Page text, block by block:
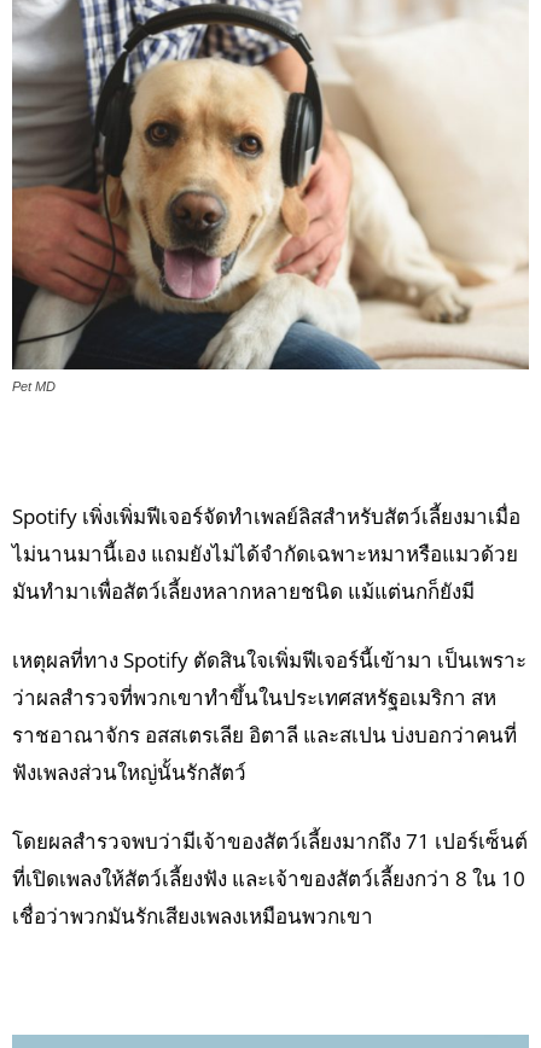
Pet MD
Spotify เพิ่งเพิ่มฟีเจอร์จัดทำเพลย์ลิสสำหรับสัตว์เลี้ยงมาเมื่อ
ไม่นานมานี้เอง แถมยังไม่ได้จำกัดเฉพาะหมาหรือแมวด้วย
มันทำมาเพื่อสัตว์เลี้ยงหลากหลายชนิด แม้แต่นกก็ยังมี
เหตุผลที่ทาง Spotify ตัดสินใจเพิ่มฟีเจอร์นี้เข้ามา เป็นเพราะ
ว่าผลสำรวจที่พวกเขาทำขึ้นในประเทศสหรัฐอเมริกา สห
ราชอาณาจักร อสสเตรเลีย อิตาลี และสเปน บ่งบอกว่าคนที่
ฟังเพลงส่วนใหญ่นั้นรักสัตว์
โดยผลสำรวจพบว่ามีเจ้าของสัตว์เลี้ยงมากถึง 71 เปอร์เซ็นต์
ที่เปิดเพลงให้สัตว์เลี้ยงฟัง และเจ้าของสัตว์เลี้ยงกว่า 8 ใน 10
เชื่อว่าพวกมันรักเสียงเพลงเหมือนพวกเขา